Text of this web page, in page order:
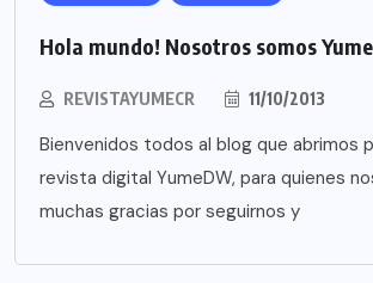
Hola mundo! Nosotros somos
REVISTAYUMECR 11/10/2013
Bienvenidos todos al blog que abrimos
revista digital YumeDW, para quienes
muchas gracias por seguirnos y